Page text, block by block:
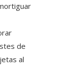
de
al